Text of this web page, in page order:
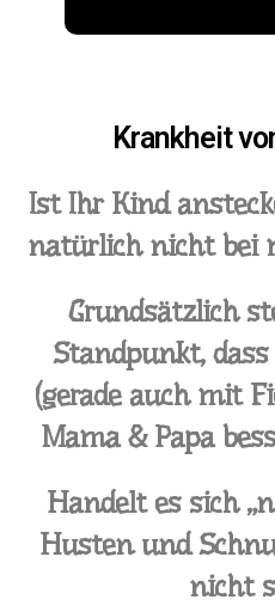
Krankheit
Ist Ihr Kind
natürlich nicht bei
Grundsätzlich
Standpunkt,
(gerade auch mit
Mama & Papa
Handelt es sich
Husten und
nicht